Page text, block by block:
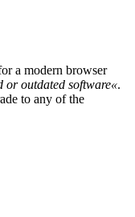
a modern browser
or outdated software«.
to any of the